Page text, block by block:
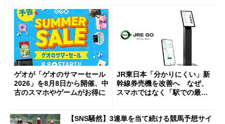
ゲオが「ゲオのサマーセール
2026」を8月8日から開催、中
古のスマホやゲームがお得に
JR東日本「分かりにくい」新
幹線券売機を改善へ なぜ、
スマホではなく「駅での最短
【SNS騒然】3連単を当て続ける競馬予想サイ